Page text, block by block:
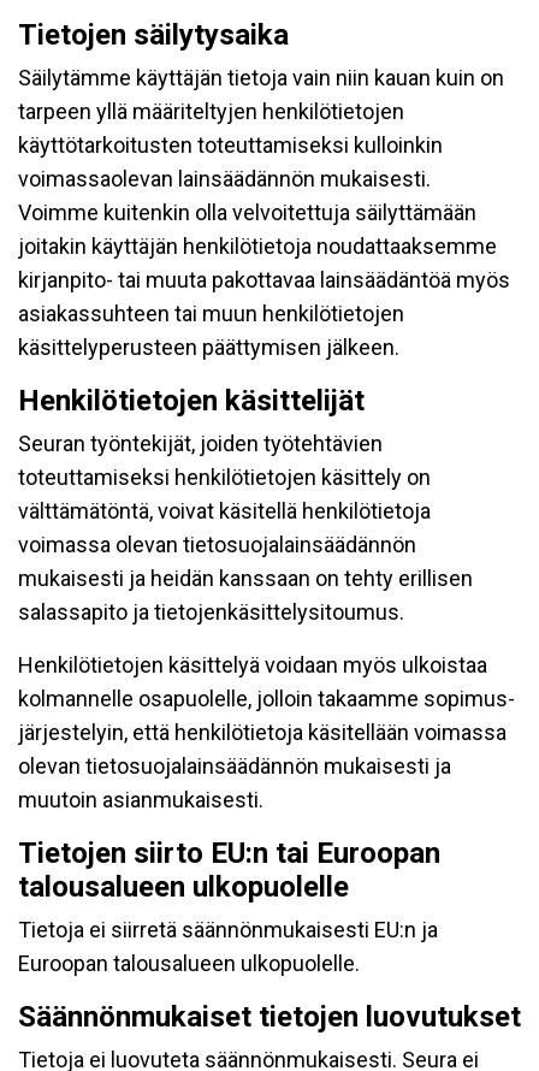
Tietojen säilytysaika
Säilytämme käyttäjän tietoja vain niin kauan kuin on
tarpeen yllä määriteltyjen henkilötietojen
käyttötarkoitusten toteuttamiseksi kulloinkin
voimassaolevan lainsäädännön mukaisesti.
Voimme kuitenkin olla velvoitettuja säilyttämään
joitakin käyttäjän henkilötietoja noudattaaksemme
kirjanpito- tai muuta pakottavaa lainsäädäntöä myös
asiakassuhteen tai muun henkilötietojen
käsittelyperusteen päättymisen jälkeen.
Henkilötietojen käsittelijät
Seuran työntekijät, joiden työtehtävien
toteuttamiseksi henkilötietojen käsittely on
välttämätöntä, voivat käsitellä henkilötietoja
voimassa olevan tietosuojalainsäädännön
mukaisesti ja heidän kanssaan on tehty erillisen
salassapito ja tietojenkäsittelysitoumus.
Henkilötietojen käsittelyä voidaan myös ulkoistaa
kolmannelle osapuolelle, jolloin takaamme sopimus-
järjestelyin, että henkilötietoja käsitellään voimassa
olevan tietosuojalainsäädännön mukaisesti ja
muutoin asianmukaisesti.
Tietojen siirto EU:n tai Euroopan
talousalueen ulkopuolelle
Tietoja ei siirretä säännönmukaisesti EU:n ja
Euroopan talousalueen ulkopuolelle.
Säännönmukaiset tietojen luovutukset
Tietoja ei luovuteta säännönmukaisesti. Seura ei